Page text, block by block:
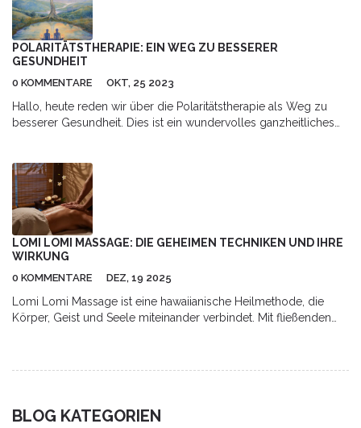
sobald Sie die Champissage-Technik ausprobieren, möchten Sie
nie wieder zurück.
POLARITÄTSTHERAPIE: EIN WEG ZU BESSERER
GESUNDHEIT
0 KOMMENTARE OKT, 25 2023
Hallo, heute reden wir über die Polaritätstherapie als Weg zu
besserer Gesundheit. Dies ist ein wundervolles ganzheitliches
auf Ihr Wohlbefinden auswirken kann. Begleiten Sie mich auf
dieser Reise und entdecken Sie, wie die Polaritätstherapie Ihre
Gesundheit verbessern kann.
LOMI LOMI MASSAGE: DIE GEHEIMEN TECHNIKEN UND IHRE
WIRKUNG
0 KOMMENTARE DEZ, 19 2025
Lomi Lomi Massage ist eine hawaiianische Heilmethode, die
Körper, Geist und Seele miteinander verbindet. Mit fließenden
BLOG KATEGORIEN